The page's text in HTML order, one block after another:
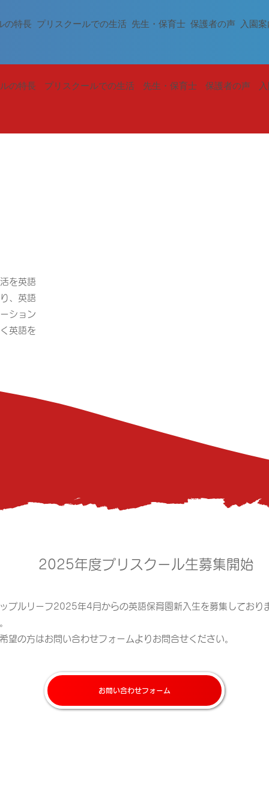
の特長 プリスクールでの生活 先生・保育士 保護者の声
の特長 プリスクールでの生活 先生・保育士 保護者の声 入園
を英語
、英語
ション
英語を
2025年度プリスクール生募集開始
ップルリーフ2025年4月からの英語保育園新入生を募集しており
望の方はお問い合わせフォームよりお問合せください。
お問い合わせフォーム